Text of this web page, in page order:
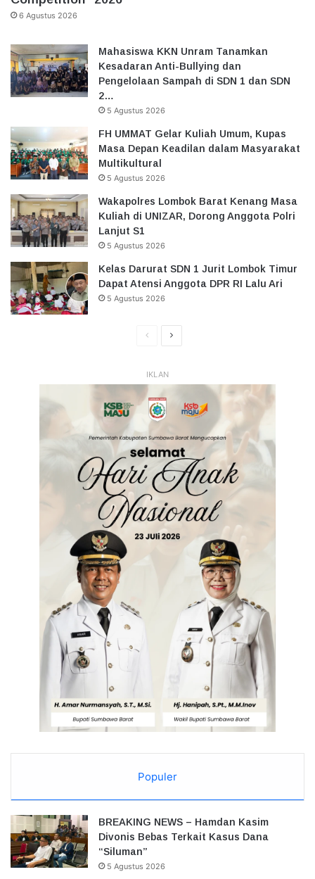
6 Agustus 2026
Mahasiswa KKN Unram Tanamkan
Kesadaran Anti-Bullying dan
Pengelolaan Sampah di SDN 1 dan SDN
2…
5 Agustus 2026
FH UMMAT Gelar Kuliah Umum, Kupas
Masa Depan Keadilan dalam Masyarakat
Multikultural
5 Agustus 2026
Wakapolres Lombok Barat Kenang Masa
Kuliah di UNIZAR, Dorong Anggota Polri
Lanjut S1
5 Agustus 2026
Kelas Darurat SDN 1 Jurit Lombok Timur
Dapat Atensi Anggota DPR RI Lalu Ari
5 Agustus 2026
HalamanHalaman
IKLAN
Populer
BREAKING NEWS – Hamdan Kasim
Divonis Bebas Terkait Kasus Dana
“Siluman”
5 Agustus 2026